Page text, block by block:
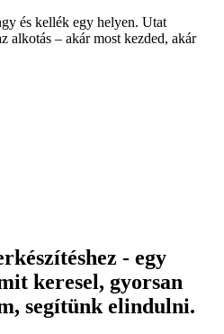
és kellék egy helyen. Utat
alkotás – akár most kezded, akár
- egy
keresel, gyorsan
segítünk elindulni.